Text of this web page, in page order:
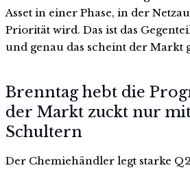
Asset in einer Phase, in der
Priorität wird. Das ist das
und genau das scheint der Markt
Brenntag hebt die
der Markt zuckt nur
Schultern
Der Chemiehändler legt starke